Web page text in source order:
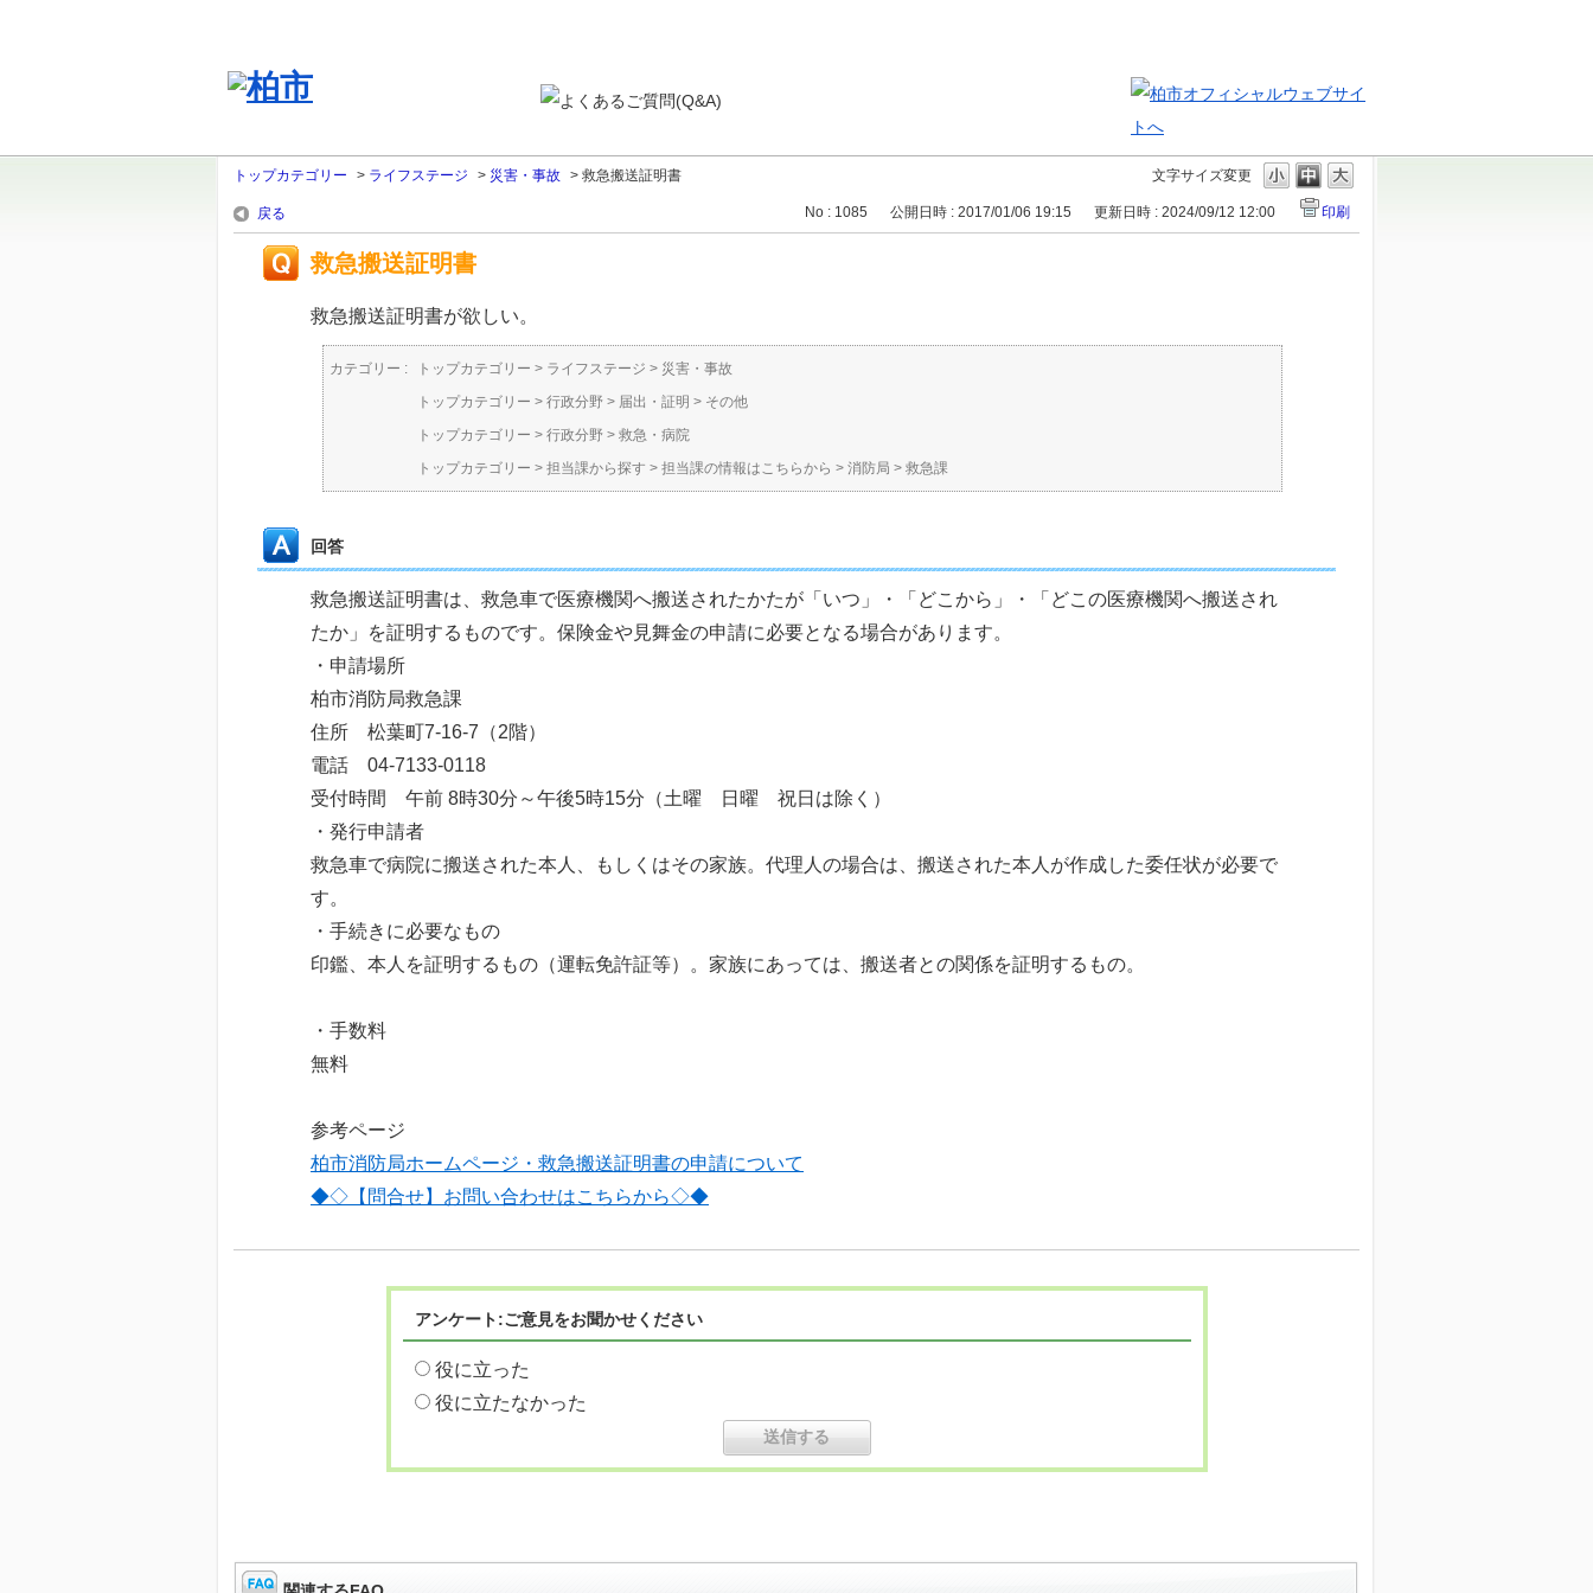
文字サイズ変更
トップカテゴリー > ライフステージ > 災害・事故 > 救急搬送証明書
戻る No : 1085 公開日時 : 2017/01/06 19:15 更新日時 : 2024/09/12 12:00 印刷
救急搬送証明書
救急搬送証明書が欲しい。
カテゴリー : トップカテゴリー > ライフステージ > 災害・事故
トップカテゴリー > 行政分野 > 届出・証明 > その他
トップカテゴリー > 行政分野 > 救急・病院
トップカテゴリー > 担当課から探す > 担当課の情報はこちらから > 消防局 > 救急課
回答
救急搬送証明書は、救急車で医療機関へ搬送されたかたが「いつ」・「どこから」・「どこの医療機関へ搬送され
たか」を証明するものです。保険金や見舞金の申請に必要となる場合があります。
・申請場所
柏市消防局救急課
住所 松葉町7-16-7（2階）
電話 04-7133-0118
受付時間 午前 8時30分～午後5時15分（土曜 日曜 祝日は除く）
・発行申請者
救急車で病院に搬送された本人、もしくはその家族。代理人の場合は、搬送された本人が作成した委任状が必要で
す。
・手続きに必要なもの
印鑑、本人を証明するもの（運転免許証等）。家族にあっては、搬送者との関係を証明するもの。
・手数料
無料
参考ページ
柏市消防局ホームページ・救急搬送証明書の申請について
◆◇【問合せ】お問い合わせはこちらから◇◆
アンケート:ご意見をお聞かせください
役に立った
役に立たなかった